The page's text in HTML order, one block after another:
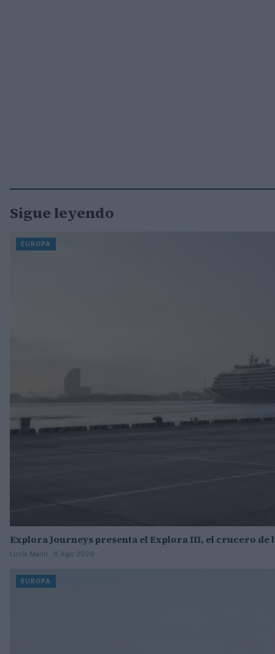
Sigue leyendo
EUROPA
Explora Journeys presenta el Explora III, el crucero de
Lucía Marín · 6 Ago 2026
EUROPA